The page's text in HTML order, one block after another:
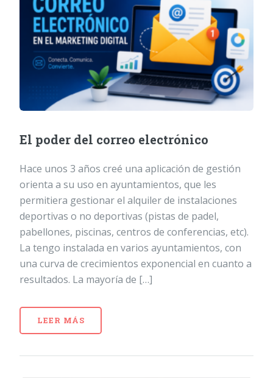
El poder del correo electrónico
Hace unos 3 años creé una aplicación de gestión
orienta a su uso en ayuntamientos, que les
permitiera gestionar el alquiler de instalaciones
deportivas o no deportivas (pistas de padel,
pabellones, piscinas, centros de conferencias, etc).
La tengo instalada en varios ayuntamientos, con
una curva de crecimientos exponencial en cuanto a
resultados. La mayoría de […]
LEER MÁS